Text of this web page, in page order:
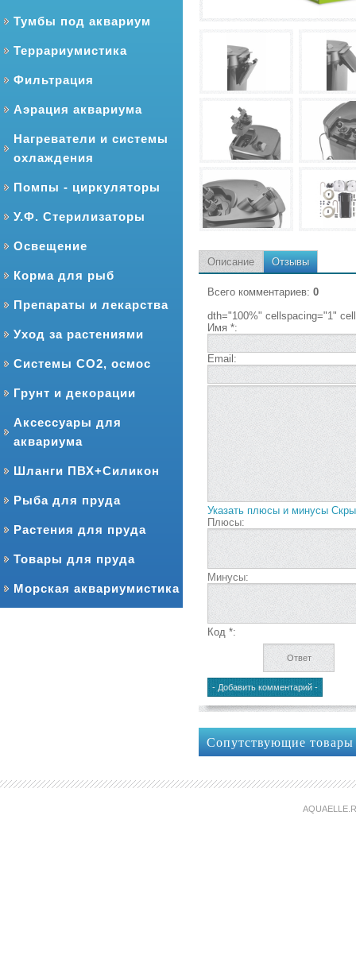
Тумбы под аквариум
Террариумистика
Фильтрация
Аэрация аквариума
Нагреватели и системы
охлаждения
Помпы - циркуляторы
У.Ф. Стерилизаторы
Освещение
Корма для рыб
Препараты и лекарства
Уход за растениями
Системы CO2, осмос
Грунт и декорации
Аксессуары для
аквариума
Шланги ПВХ+Силикон
Рыба для пруда
Растения для пруда
Товары для пруда
Морская аквариумистика
Описание Отзывы
Всего комментариев: 0
dth="100%" cellspacing="1"
Имя *:
Email:
Указать плюсы и минусы
Плюсы:
Минусы:
Код *:
Сопутствующие товары